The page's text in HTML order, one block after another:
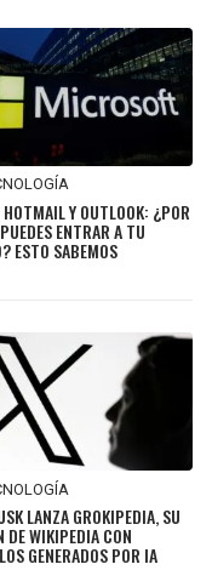
HOTMAIL Y OUTLOOK: ¿POR
ENTRAR A TU
ESTO SABEMOS
LANZA GROKIPEDIA, SU
DE WIKIPEDIA CON
GENERADOS POR IA